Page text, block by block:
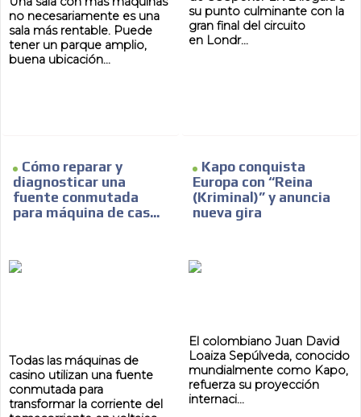
no necesariamente es una
sala más rentable. Puede
tener un parque amplio,
buena ubicación...
su punto culminante con la
gran final del circuito
en Londr...
Cómo reparar y
diagnosticar una
fuente conmutada
para máquina de cas...
Todas las máquinas de
casino utilizan una fuente
conmutada para
transformar la corriente del
Kapo conquista
Europa con “Reina
(Kriminal)” y anuncia
nueva gira
El colombiano Juan David
Loaiza Sepúlveda, conocido
mundialmente como Kapo,
refuerza su proyección
internaci...